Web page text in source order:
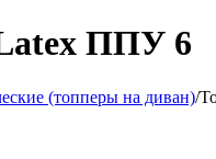
ППУ 6
(топперы на диван)/